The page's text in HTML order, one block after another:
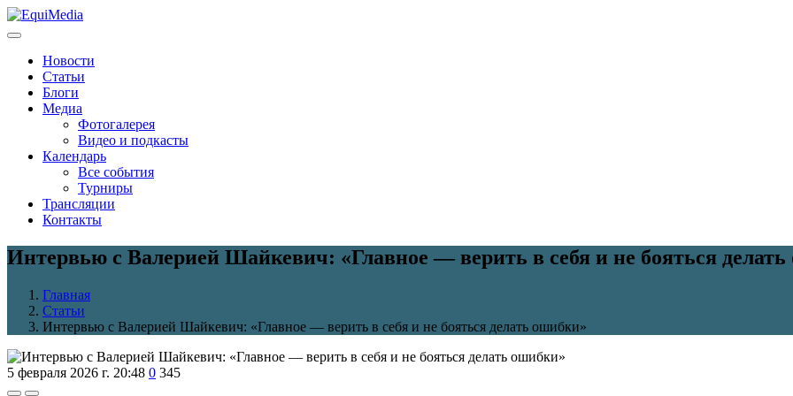
Новости
Статьи
Блоги
Медиа
Фотогалерея
Видео и подкасты
Календарь
Все события
Турниры
Трансляции
Контакты
Интервью с Валерией Шайкевич: «Главное — верить в себя и не бояться
Главная
Статьи
Интервью с Валерией Шайкевич: «Главное — верить в себя и не бояться делать ошибки»
5 февраля 2026 г. 20:48 0 345